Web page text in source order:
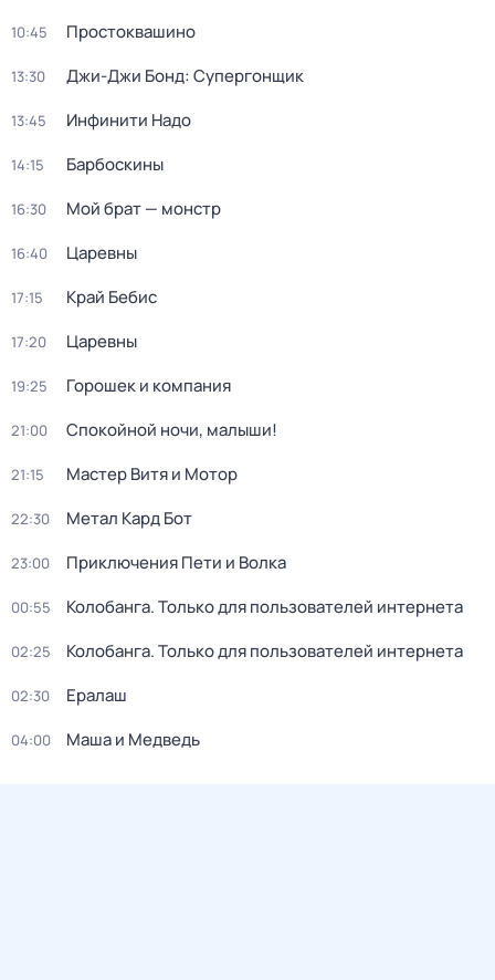
10:45 Простоквашино
13:30 Джи-Джи Бонд: Супергонщик
13:45 Инфинити Надо
14:15 Барбоскины
16:30 Мой брат — монстр
16:40 Царевны
17:15 Край Бебис
17:20 Царевны
19:25 Горошек и компания
21:00 Спокойной ночи, малыши!
21:15 Мастер Витя и Мотор
22:30 Метал Кард Бот
23:00 Приключения Пети и Волка
00:55 Колобанга. Только для пользователей интернета
02:25 Колобанга. Только для пользователей интернета
02:30 Ералаш
04:00 Маша и Медведь